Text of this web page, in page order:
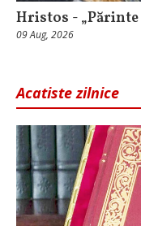
Hristos - „Părinte
09 Aug, 2026
Acatiste zilnice